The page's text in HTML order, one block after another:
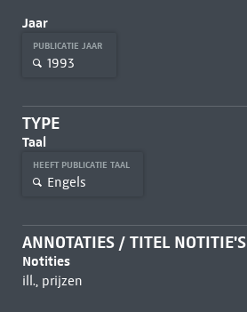
Jaar
PUBLICATIE JAAR
1993
TYPE
Taal
HEEFT PUBLICATIE TAAL
Engels
ANNOTATIES / TITEL NOTITIE'S
Notities
ill., prijzen